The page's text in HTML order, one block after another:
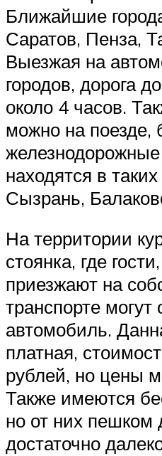
Ближайшие
Саратов, Пенза,
Выезжая на
городов, дорога
около 4 часов.
можно на
находятся в таких
Сызрань,
На территории
стоянка, где
приезжают на
транспорте могут
автомобиль.
платная,
рублей, но цены
Также имеются
но от них пешком
достаточно